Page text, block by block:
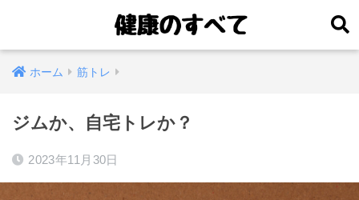
ホーム 筋トレ
ジムか、自宅トレか？
2023年11月30日